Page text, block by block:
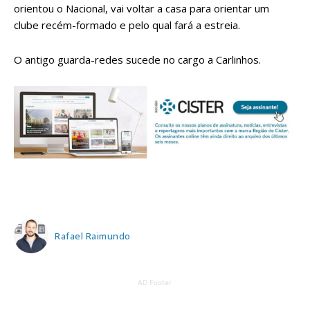
orientou o Nacional, vai voltar a casa para orientar um
clube recém-formado e pelo qual fará a estreia.
O antigo guarda-redes sucede no cargo a Carlinhos.
Rafael Raimundo
AD Footer